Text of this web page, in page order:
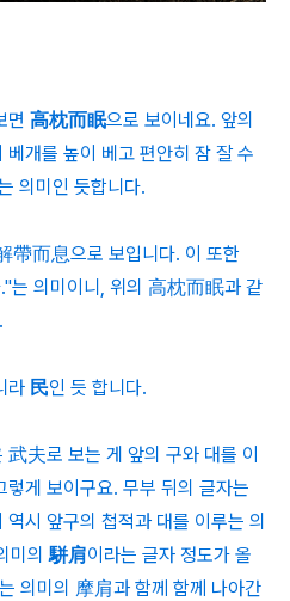
면 高枕而眠으로 보이네요. 앞의
개를 높이 베고 편안히 잠 잘 수
의미인 듯합니다.
帶而息으로 보입니다. 이 또한
는 의미이니, 위의 高枕而眠과 같
라 民인 듯 합니다.
夫로 보는 게 앞의 구와 대를 이
게 보이구요. 무부 뒤의 글자는
시 앞구의 첩적과 대를 이루는 의
미의駢肩이라는 글자 정도가 올
의미의 摩肩과 함께 함께 나아간